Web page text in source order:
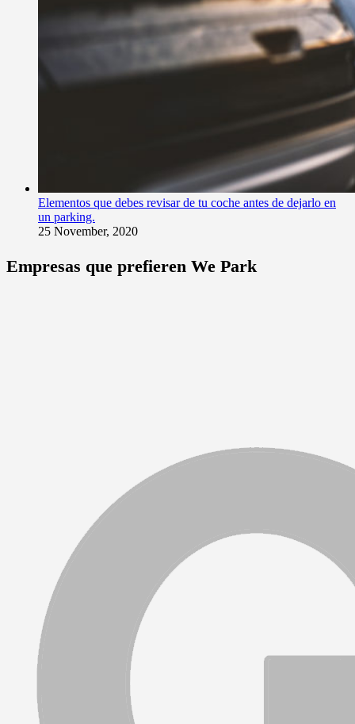
Elementos que debes revisar de tu coche antes de dejarlo en
un parking.
25 November, 2020
Empresas que prefieren We Park